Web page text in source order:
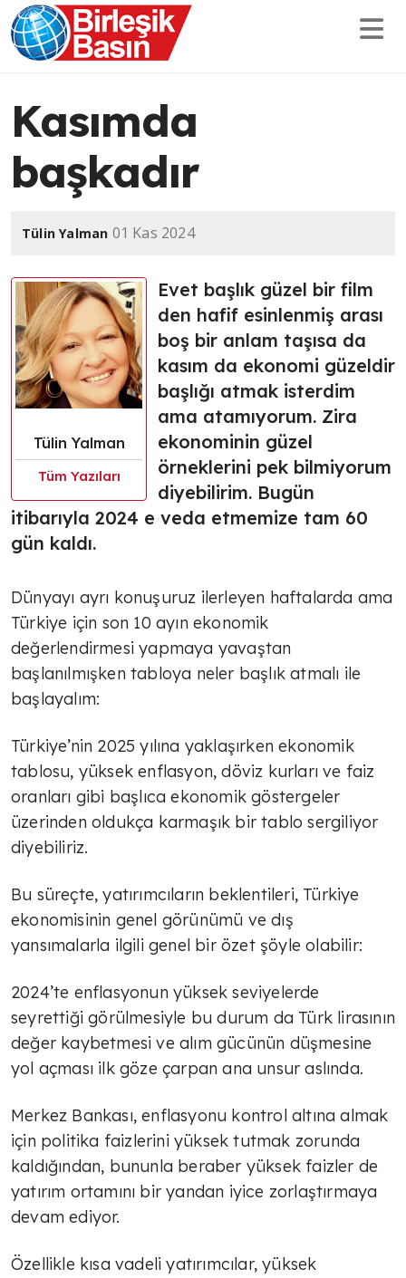
Kasımda
başkadır
Tülin Yalman 01 Kas 2024
Tülin Yalman
Tüm Yazıları
Evet başlık güzel bir film
den hafif esinlenmiş arası
boş bir anlam taşısa da
kasım da ekonomi güzeldir
başlığı atmak isterdim
ama atamıyorum. Zira
ekonominin güzel
örneklerini pek bilmiyorum
diyebilirim. Bugün
itibarıyla 2024 e veda etmemize tam 60
gün kaldı.
Dünyayı ayrı konuşuruz ilerleyen haftalarda ama
Türkiye için son 10 ayın ekonomik
değerlendirmesi yapmaya yavaştan
başlanılmışken tabloya neler başlık atmalı ile
başlayalım:
Türkiye’nin 2025 yılına yaklaşırken ekonomik
tablosu, yüksek enflasyon, döviz kurları ve faiz
oranları gibi başlıca ekonomik göstergeler
üzerinden oldukça karmaşık bir tablo sergiliyor
diyebiliriz.
Bu süreçte, yatırımcıların beklentileri, Türkiye
ekonomisinin genel görünümü ve dış
yansımalarla ilgili genel bir özet şöyle olabilir:
2024’te enflasyonun yüksek seviyelerde
seyrettiği görülmesiyle bu durum da Türk lirasının
değer kaybetmesi ve alım gücünün düşmesine
yol açması ilk göze çarpan ana unsur aslında.
Merkez Bankası, enflasyonu kontrol altına almak
için politika faizlerini yüksek tutmak zorunda
kaldığından, bununla beraber yüksek faizler de
yatırım ortamını bir yandan iyice zorlaştırmaya
devam ediyor.
Özellikle kısa vadeli yatırımcılar, yüksek